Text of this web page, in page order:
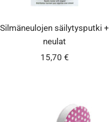
Silmäneulojen säilytysputki +
neulat
Alennushinta
15,70 €